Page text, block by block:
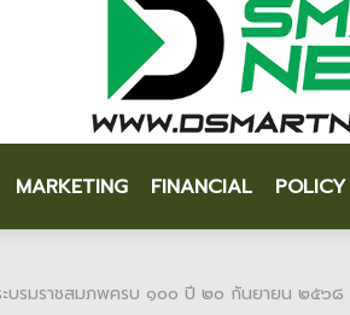
MARKETING FINANCIAL POLICY
รมราชสมภพครบ ๑๐๐ ปี ๒๐ กันยายน ๒๕๖๘